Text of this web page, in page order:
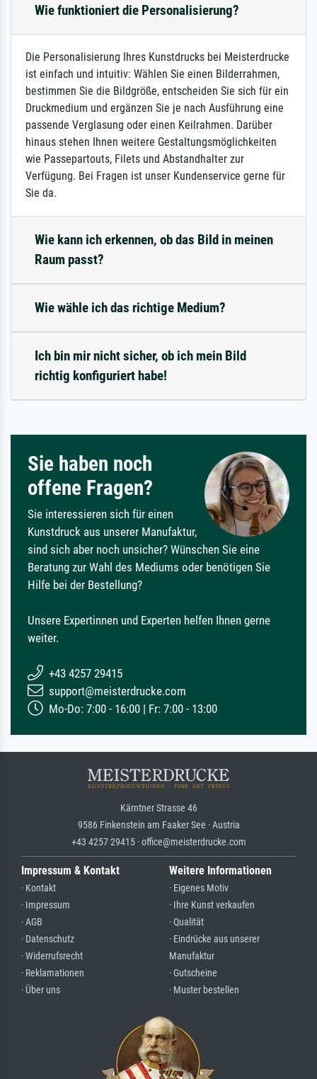
Wie funktioniert die Personalisierung?
Die Personalisierung Ihres Kunstdrucks bei Meisterdrucke
ist einfach und intuitiv: Wählen Sie einen Bilderrahmen,
bestimmen Sie die Bildgröße, entscheiden Sie sich für ein
Druckmedium und ergänzen Sie je nach Ausführung eine
passende Verglasung oder einen Keilrahmen. Darüber
hinaus stehen Ihnen weitere Gestaltungsmöglichkeiten
wie Passepartouts, Filets und Abstandhalter zur
Verfügung. Bei Fragen ist unser Kundenservice gerne für
Sie da.
Wie kann ich erkennen, ob das Bild in meinen
Raum passt?
Wie wähle ich das richtige Medium?
Ich bin mir nicht sicher, ob ich mein Bild
richtig konfiguriert habe!
Sie haben noch
offene Fragen?
Sie interessieren sich für einen
Kunstdruck aus unserer Manufaktur,
sind sich aber noch unsicher? Wünschen Sie eine
Beratung zur Wahl des Mediums oder benötigen Sie
Hilfe bei der Bestellung?
Unsere Expertinnen und Experten helfen Ihnen gerne
weiter.
+43 4257 29415
support@meisterdrucke.com
Mo-Do: 7:00 - 16:00 | Fr: 7:00 - 13:00
Kärntner Strasse 46
9586 Finkenstein am Faaker See · Austria
+43 4257 29415 · office@meisterdrucke.com
Impressum & Kontakt
· Kontakt
· Impressum
· AGB
· Datenschutz
· Widerrufsrecht
· Reklamationen
· Über uns
Weitere Informationen
· Eigenes Motiv
· Ihre Kunst verkaufen
· Qualität
· Eindrücke aus unserer
Manufaktur
· Gutscheine
· Muster bestellen